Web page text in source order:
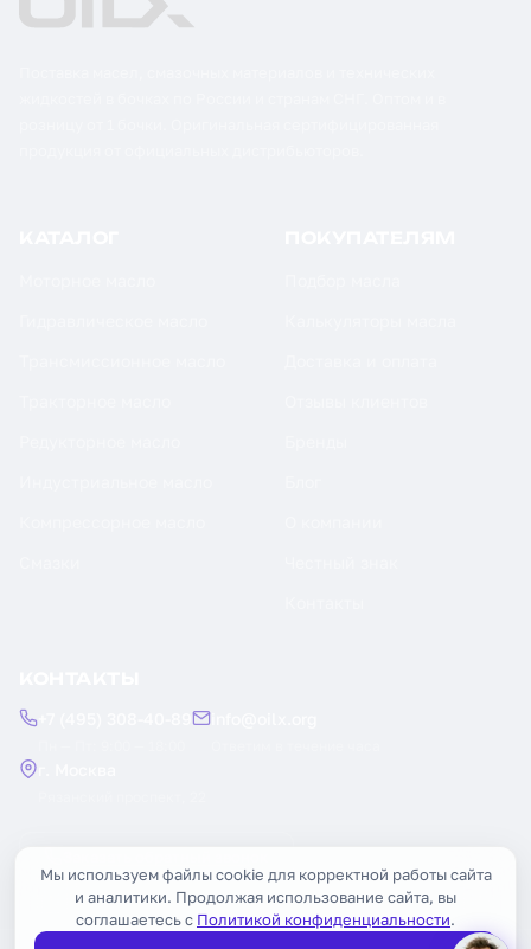
Мы используем файлы cookie для корректной работы сайта
и аналитики. Продолжая использование сайта, вы
соглашаетесь с Политикой конфиденциальности.